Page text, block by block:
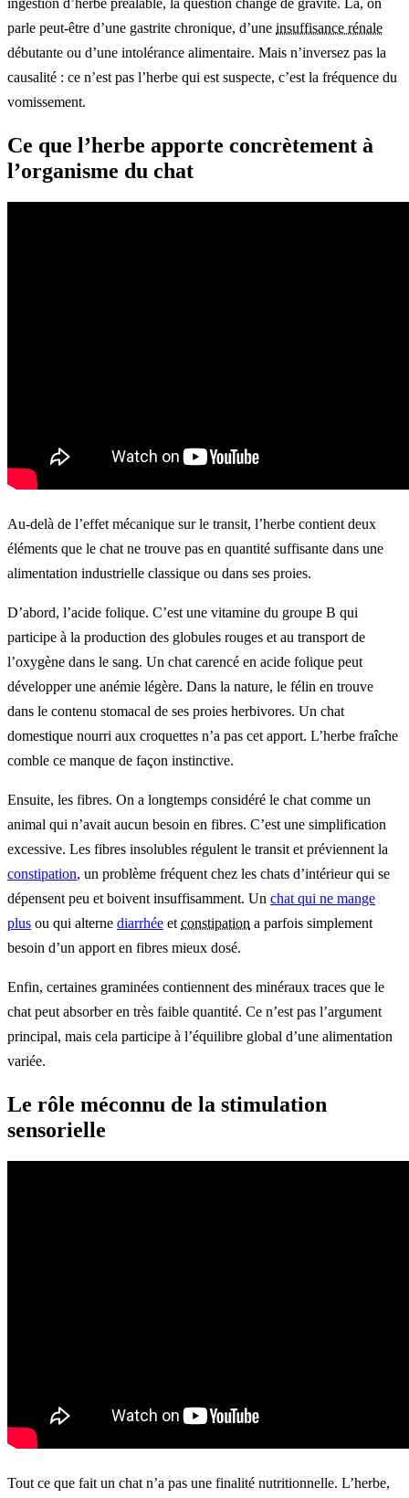
ingestion d’herbe préalable, la question change de gravité. Là, on
parle peut-être d’une gastrite chronique, d’une insuffisance rénale
débutante ou d’une intolérance alimentaire. Mais n’inversez pas la
causalité : ce n’est pas l’herbe qui est suspecte, c’est la fréquence du
vomissement.
Ce que l’herbe apporte concrètement à
l’organisme du chat
Au-delà de l’effet mécanique sur le transit, l’herbe contient deux
éléments que le chat ne trouve pas en quantité suffisante dans une
alimentation industrielle classique ou dans ses proies.
D’abord, l’acide folique. C’est une vitamine du groupe B qui
participe à la production des globules rouges et au transport de
l’oxygène dans le sang. Un chat carencé en acide folique peut
développer une anémie légère. Dans la nature, le félin en trouve
dans le contenu stomacal de ses proies herbivores. Un chat
domestique nourri aux croquettes n’a pas cet apport. L’herbe fraîche
comble ce manque de façon instinctive.
Ensuite, les fibres. On a longtemps considéré le chat comme un
animal qui n’avait aucun besoin en fibres. C’est une simplification
excessive. Les fibres insolubles régulent le transit et préviennent la
constipation, un problème fréquent chez les chats d’intérieur qui se
dépensent peu et boivent insuffisamment. Un chat qui ne mange
plus ou qui alterne diarrhée et constipation a parfois simplement
besoin d’un apport en fibres mieux dosé.
Enfin, certaines graminées contiennent des minéraux traces que le
chat peut absorber en très faible quantité. Ce n’est pas l’argument
principal, mais cela participe à l’équilibre global d’une alimentation
variée.
Le rôle méconnu de la stimulation
sensorielle
Tout ce que fait un chat n’a pas une finalité nutritionnelle. L’herbe,